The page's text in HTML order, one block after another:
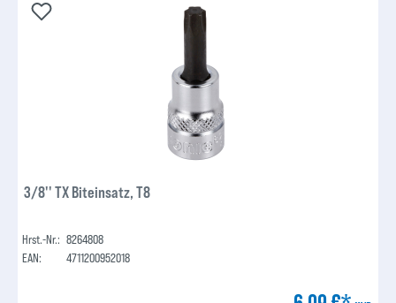
3/8'' TX Biteinsatz, T8
Hrst.-Nr.: 8264808
EAN:
4711200952018